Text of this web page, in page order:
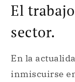
El
sector.
En la
inmiscuirse